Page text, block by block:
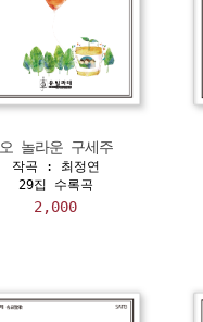
오 놀라운 구세주
작곡 : 최정연
29집 수록곡
2,000